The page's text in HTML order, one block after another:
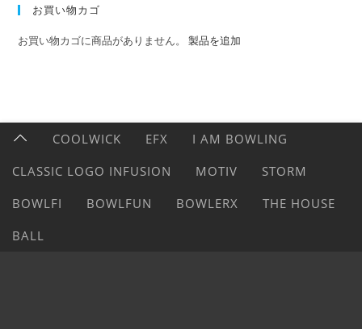
お買い物カゴ
お買い物カゴに商品がありません。製品を追加
COOLWICK EFX
I AM BOWLING
CLASSIC LOGO INFUSION
MOTIV
STORM
BOWLFI
BOWLFUN BOWLERX
THE HOUSE
BALL